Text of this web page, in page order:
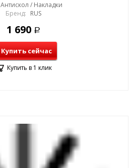
Антискол / Накладки
Бренд: RUS
1 690 Р
Купить сейчас
Купить в 1 клик